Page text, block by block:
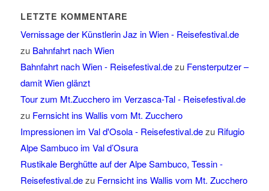
LETZTE KOMMENTARE
Vernissage der Künstlerin Jaz in Wien - Reisefestival.de
zu Bahnfahrt nach Wien
Bahnfahrt nach Wien - Reisefestival.dezu Fensterputzer –
damit Wien glänzt
Tour zum Mt.Zucchero im Verzasca-Tal - Reisefestival.de
zu Fernsicht ins Wallis vom Mt. Zucchero
Impressionen im Val d'Osola - Reisefestival.dezu Rifugio
Alpe Sambuco im Val d’Osura
Rustikale Berghütte auf der Alpe Sambuco, Tessin -
Reisefestival.dezu Fernsicht ins Wallis vom Mt. Zucchero